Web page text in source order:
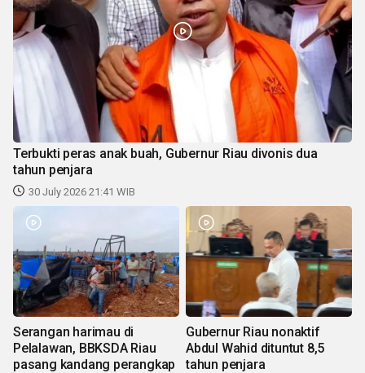
Terbukti peras anak buah, Gubernur Riau divonis dua
tahun penjara
30 July 2026 21:41 WIB
Serangan harimau di
Pelalawan, BBKSDA Riau
pasang kandang perangkap
Gubernur Riau nonaktif
Abdul Wahid dituntut 8,5
tahun penjara